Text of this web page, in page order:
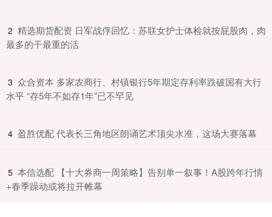
2 ​精选期货配资 日军战俘回忆：苏联女护士体检就按屁股肉，肉
最多的干最重的活
3 ​众合资本 多家农商行、村镇银行5年期定存利率跌破国有大行
水平 “存5年不如存1年”已不罕见
4 ​盈胜优配 代表长三角地区朗诵艺术顶尖水准，这场大赛落幕
5 ​本信选配 【十大券商一周策略】告别单一叙事！A股跨年行情
+春季躁动或将拉开帷幕